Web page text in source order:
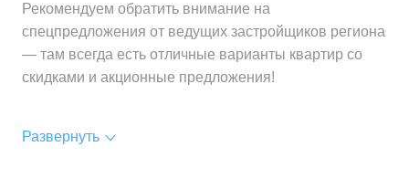
Рекомендуем обратить внимание на
спецпредложения от ведущих застройщиков региона
— там всегда есть отличные варианты квартир со
скидками и акционные предложения!
Развернуть